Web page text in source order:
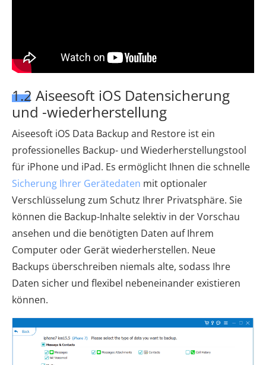
1.2 Aiseesoft iOS Datensicherung
und -wiederherstellung
Aiseesoft iOS Data Backup and Restore ist ein
professionelles Backup- und Wiederherstellungstool
für iPhone und iPad. Es ermöglicht Ihnen die schnelle
Sicherung Ihrer Gerätedaten mit optionaler
Verschlüsselung zum Schutz Ihrer Privatsphäre. Sie
können die Backup-Inhalte selektiv in der Vorschau
ansehen und die benötigten Daten auf Ihrem
Computer oder Gerät wiederherstellen. Neue
Backups überschreiben niemals alte, sodass Ihre
Daten sicher und flexibel nebeneinander existieren
können.